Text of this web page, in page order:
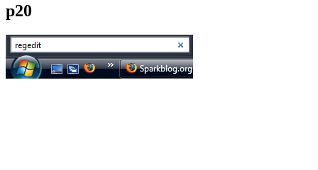
p20